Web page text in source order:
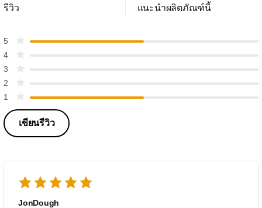
รีวิว แนะนำผลิตภัณฑ์นี้
5
4
3
2
1
เขียนรีวิว
JonDough